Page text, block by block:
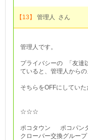
【13】 管理人 さん
管理人です。
プライバシーの 「友達
ていると、管理人から
そちらをOFFにしてい
☆☆☆
ポコタウン ポコパン
クローバー交換グループ